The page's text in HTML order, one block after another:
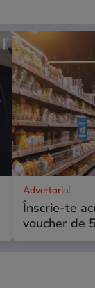
Advertorial
Înscrie-te
voucher de